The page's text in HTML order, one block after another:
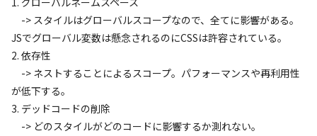
-> スタイルはグローバルスコープなので、全てに影響がある。
JSでグローバル変数は懸念されるのにCSSは許容されている。
2. 依存性
-> ネストすることによるスコープ。パフォーマンスや再利用性
が低下する。
3. デッドコードの削除
-> どのスタイルがどのコードに影響するか測れない。